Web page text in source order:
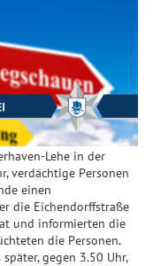
Lehe in der
verdächtige Personen
einen
die Eichendorffstraße
und informierten die
die Personen.
gegen 3.50 Uhr,